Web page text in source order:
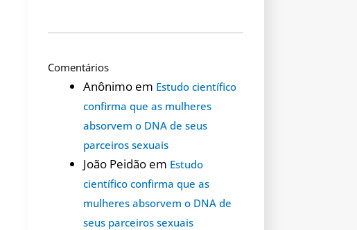
Comentários
Anônimo em Estudo científico
confirma que as mulheres
absorvem o DNA de seus
parceiros sexuais
João Peidão em Estudo
científico confirma que as
mulheres absorvem o DNA de
seus parceiros sexuais